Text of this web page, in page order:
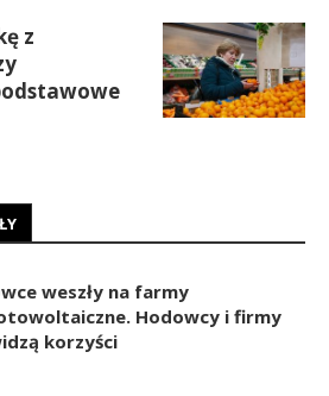
z
weszły na farmy
Hodowcy i firmy
korzyści